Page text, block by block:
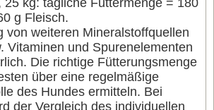
25 kg: tägliche Futtermenge = 180
g Fleisch.
von weiteren Mineralstoffquellen
Vitaminen und Spurenelementen
Die richtige Fütterungsmenge
über eine regelmäßige
des Hundes ermitteln. Bei
der Vergleich des individuellen